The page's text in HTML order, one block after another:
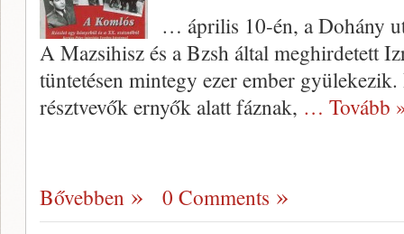
… április 10-én, a Dohány
A Mazsihisz és a Bzsh által meghirdetett
tüntetésen mintegy ezer ember gyülekezik.
résztvevők ernyők alatt fáznak, … Tovább
Bővebben 0 Comments